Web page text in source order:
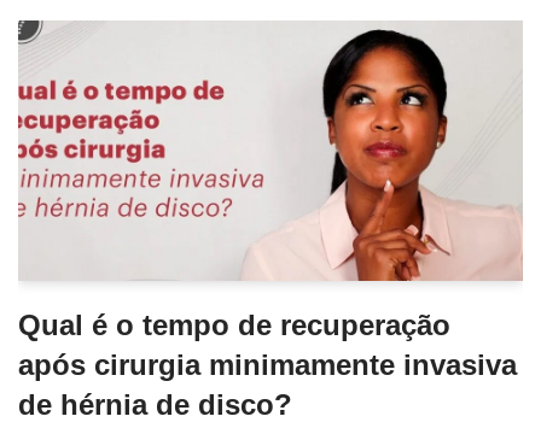
Qual é o tempo de recuperação
após cirurgia minimamente invasiva
de hérnia de disco?